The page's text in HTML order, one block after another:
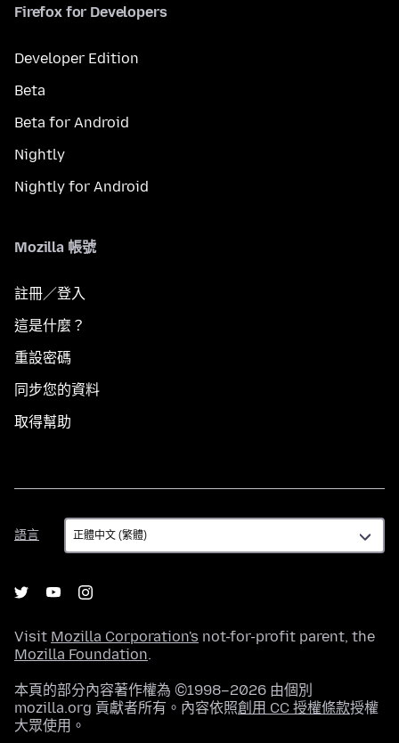
Firefox for Developers
Developer Edition
Beta
Beta for Android
Nightly
Nightly for Android
Mozilla 帳號
註冊／登入
這是什麼？
重設密碼
同步您的資料
取得幫助
語言
語
言
Visit Mozilla Corporation's not-for-profit parent, the
Mozilla Foundation.
本頁的部分內容著作權為 ©1998–2026 由個別
mozilla.org 貢獻者所有。內容依照創用 CC 授權條款授權
大眾使用。